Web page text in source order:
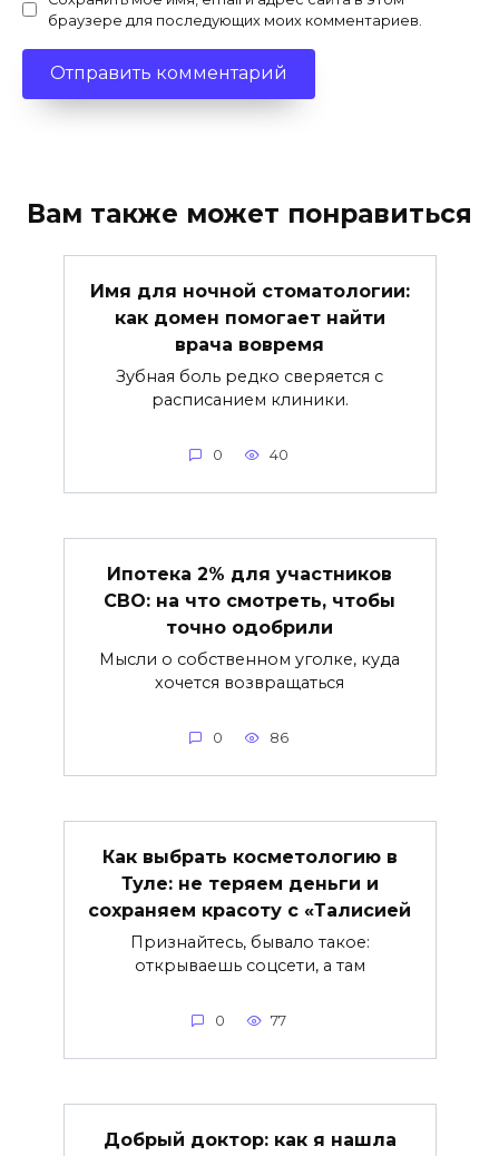
браузере для последующих моих комментариев.
Вам также может понравиться
Имя для ночной стоматологии:
как домен помогает найти
врача вовремя
Зубная боль редко сверяется с
расписанием клиники.
0 40
Ипотека 2% для участников
СВО: на что смотреть, чтобы
точно одобрили
Мысли о собственном уголке, куда
хочется возвращаться
0 86
Как выбрать косметологию в
Туле: не теряем деньги и
сохраняем красоту с «Талисией
Признайтесь, бывало такое:
открываешь соцсети, а там
0 77
Добрый доктор: как я нашла